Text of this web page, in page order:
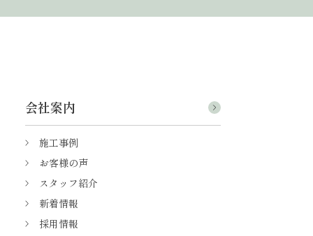
会社案内
施工事例
お客様の声
スタッフ紹介
新着情報
採用情報